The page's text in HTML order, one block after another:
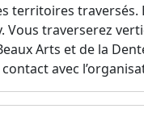
traverserez
Arts et de la
avec